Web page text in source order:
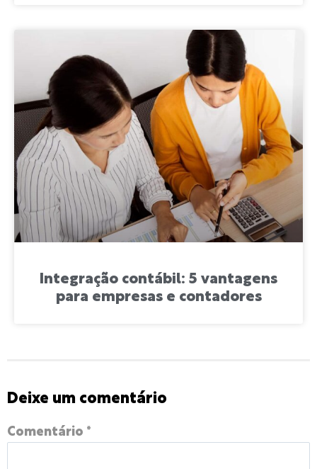
Integração contábil: 5 vantagens
para empresas e contadores
Deixe um comentário
Comentário *